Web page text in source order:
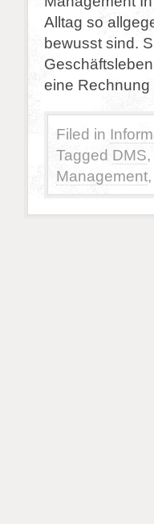
Alltag so
bewusst sind.
eine
Filed in
Tagged DMS,
Management,